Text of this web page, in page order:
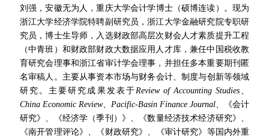
刘强，安徽无为人，重庆大学会计学博士（硕博连读）。现为
浙江大学经济学院特聘副研究员，浙江大学金融研究院专职研
究员，博士生导师，入选财政部高层次财会人才素质提升工程
（中青班）和财政部财政大数据应用人才库，兼任中国税收教
育研究会理事和浙江省审计学会理事，并担任多本重要期刊匿
名审稿人。 主要从事资本市场与财务会计、制度与创新等领域
研究。主要研究成果发表于 Review of Accounting Studies
China Economic Review、 Pacific-Basin Finance Journal
《会计
研究》、《经济学（季刊）》、《数量经济技术经济研究》、
《南开管理评论》、《财政研究》
、《审计研究》 等国内外重